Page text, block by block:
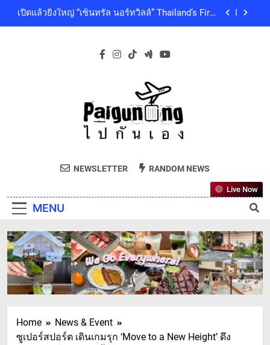
ใหญ่
คุณภาพชีวิตของผู้คนทุกเจเนอเรชัน
ราเทพยวดี กรมหลวงราชสาริณีสิริพัชร มหาวัชรราช
ธิดา เป็นล้นพ้น
โออิชิ จับมือ เอสซีจีซี พัฒนาบรรจุภัณฑ์อาหารรักษ์
โลก ด้วยเทคโนโลยีย่อยสลายทางชีวภาพ “EcoRevo”
Cold Brew Cool Club Presents ‘นั่งเล่น 10’ เทศกาล
ดนตรีท่ามกลางธรรมชาติบรรยากาศดีที่สุดและสบาย
ที่สุด ปักหมุด 19 ธันวาคมนี้ ที่ทองสมบูรณ์คลับ เขา
เปิดแล้วยิ่งใหญ่ “เซ็นทรัล นอร์ทวิลล์” Thailand’s First
Outdoor-Inspired Indoor Shopping Centre ยกระดับ
คุณภาพชีวิตของผู้คนทุกเจเนอเรชัน
เซ็นทรัลพัฒนา พร้อมด้วยบริษัทในกลุ่มเซ็นทรัล ร่วม
ถวายความอาลัย และน้อมสำนึกในพระกรุณาธิคุณ
ธิดา เป็นล้นพ้น
โลก ด้วยเทคโนโลยีย่อยสลายทางชีวภาพ “EcoRevo”
เพื่อผู้บริโภคและสิ่งแวดล้อมที่ยั่งยืน
Paiguneng.com
NEWSLETTER RANDOM NEWS
MENU
Live Now
Home
News & Event
ซูเปอร์สปอร์ต เดินเกมรุก ‘Move to a New Height’ ดึง